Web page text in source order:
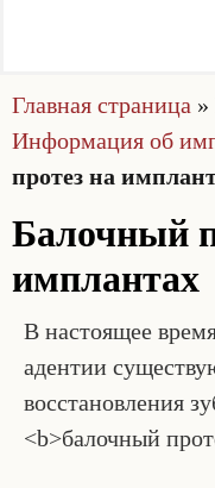
Главная страница »
Информация об
протез на
Балочный
имплантах
В настоящее
адентии
восстановления
<b>балочный